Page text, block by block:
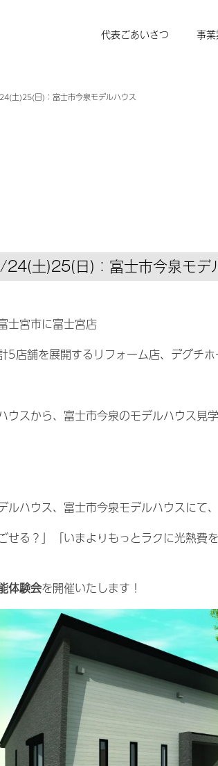
事業
代表ごあいさつ
土)25(日)：富士市今泉モデルハウス
24(土)25(日)：富士市今泉モデ
士宮市に富士宮店
店舗を展開するリフォーム店、デグチホ
スから、富士市今泉のモデルハウス見
ハウス、富士市今泉モデルハウスにて、
せる？」「いまよりもっとラクに光熱
体験会を開催いたします！